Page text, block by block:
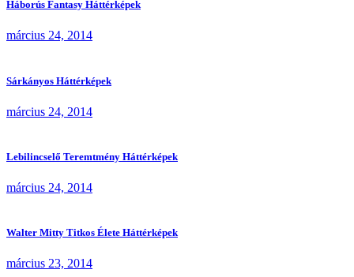
Háborús Fantasy Háttérképek
március 24, 2014
Sárkányos Háttérképek
március 24, 2014
Lebilincselő Teremtmény Háttérképek
március 24, 2014
Walter Mitty Titkos Élete Háttérképek
március 23, 2014